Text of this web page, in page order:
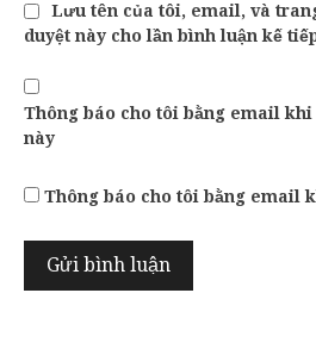
Lưu tên của tôi, email, và
duyệt này cho lần bình luận kế
Thông báo cho tôi bằng email
này
Thông báo cho tôi bằng email